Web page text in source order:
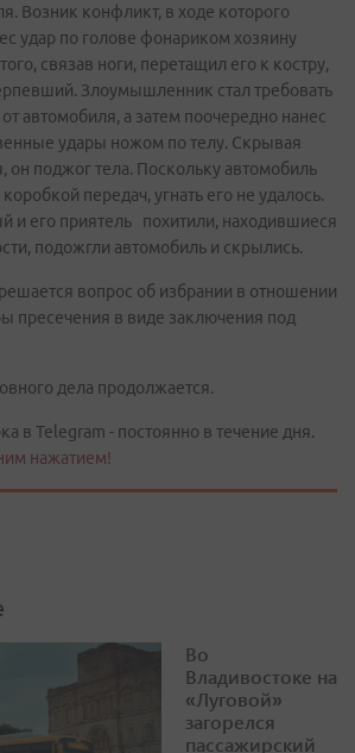
Возник конфликт, в ходе которого
удар по голове фонариком хозяину
связав ноги, перетащил его к костру,
Злоумышленник стал требовать
автомобиля, а затем поочередно нанес
удары ножом по телу. Скрывая
он поджог тела. Поскольку автомобиль
передач, угнать его не удалось.
и его приятель похитили, находившиеся
подожгли автомобиль и скрылись.
вопрос об избрании в отношении
пресечения в виде заключения под
дела продолжается.
в Telegram - постоянно в течение дня.
нажатием!
Во
Владивостоке на
«Луговой»
загорелся
пассажирский